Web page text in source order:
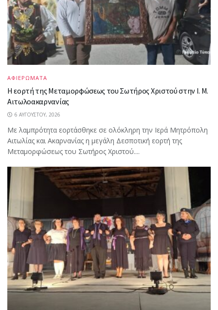
ΑΦΙΕΡΩΜΑΤΑ
Η εορτή της Μεταμορφώσεως του Σωτήρος Χριστού στην Ι. Μ.
Αιτωλοακαρνανίας
6 ΑΥΓΟΎΣΤΟΥ, 2026
Με λαμπρότητα εορτάσθηκε σε ολόκληρη την Ιερά Μητρόπολη
Αιτωλίας και Ακαρνανίας η μεγάλη Δεσποτική εορτή της
Μεταμορφώσεως του Σωτήρος Χριστού....